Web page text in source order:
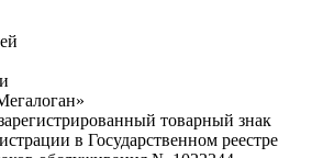
товарный знак
в Государственном реестре